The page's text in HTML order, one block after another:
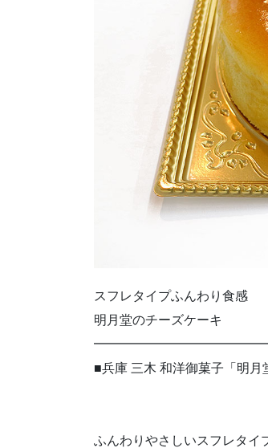
スフレタイプふんわり食感
明月堂のチーズケーキ
■兵庫 三木 和洋御菓子「明月
ふんわりやさしいスフレタイ